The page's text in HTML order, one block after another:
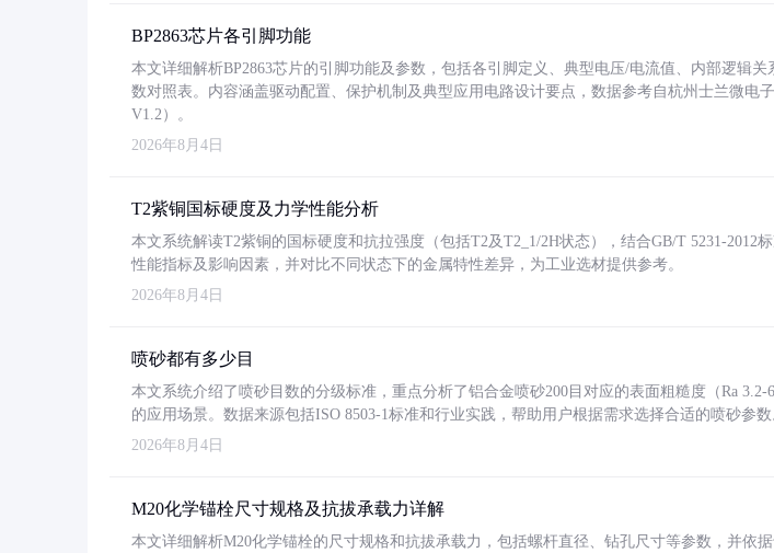
BP2863芯片各引脚功能
本文详细解析BP2863芯片的引脚功能及参数，包括各引脚定义、典型电压/电流值、内部逻辑
数对照表。内容涵盖驱动配置、保护机制及典型应用电路设计要点，数据参考自杭州士兰微电
V1.2）。
2026年8月4日
T2紫铜国标硬度及力学性能分析
本文系统解读T2紫铜的国标硬度和抗拉强度（包括T2及T2_1/2H状态），结合GB/T 5231-2012
性能指标及影响因素，并对比不同状态下的金属特性差异，为工业选材提供参考。
2026年8月4日
喷砂都有多少目
本文系统介绍了喷砂目数的分级标准，重点分析了铝合金喷砂200目对应的表面粗糙度（Ra 3.2-
的应用场景。数据来源包括ISO 8503-1标准和行业实践，帮助用户根据需求选择合适的喷砂参数
2026年8月4日
M20化学锚栓尺寸规格及抗拔承载力详解
本文详细解析M20化学锚栓的尺寸规格和抗拔承载力，包括螺杆直径、钻孔尺寸等参数，并依